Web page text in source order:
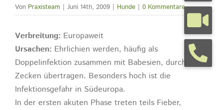
Tierhalterinfos
Kontakt
Von Praxisteam | Juni 14th, 2009 | Hunde | 0 Kommentare
Verbreitung: Europaweit
Ursachen: Ehrlichien werden, häufig als
Doppelinfektion zusammen mit Babesien, durch
Zecken übertragen. Besonders hoch ist die
Infektionsgefahr in Südeuropa.
In der ersten akuten Phase treten teils Fieber,